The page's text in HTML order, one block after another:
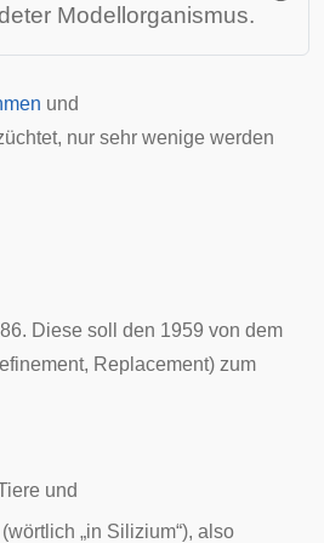
Modellorganismus.
und
nur sehr wenige werden
Diese soll den 1959 von dem
Replacement) zum
und
„in Silizium“), also